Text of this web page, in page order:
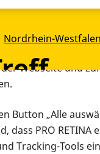
Nordrhein-Westfalen
Termins
Tools, die
Webseite und
Button „Alle
dass PRO RETINA
Tracking-Tools